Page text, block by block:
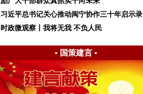
习近平总书记关心推动闽宁协作三十年启示录
时政微观察丨我将无我 不负人民
• 国策建言•